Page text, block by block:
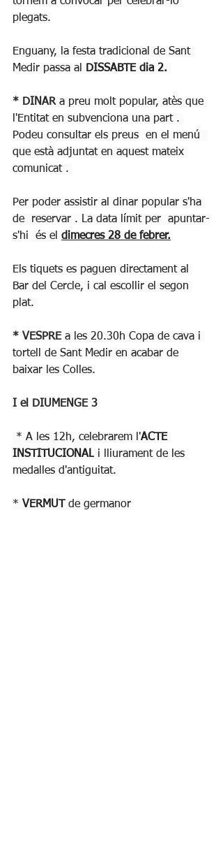
plegats.
Enguany, la festa tradicional de Sant
Medir passa al
DISSABTE dia 2.
* DINAR a preu molt popular, atès que
l'Entitat en subvenciona una part .
Podeu consultar els preus  en el menú
que està adjuntat en aquest mateix
comunicat .
Per poder assistir al dinar popular s'ha
de  reservar . La data límit per  apuntar-
s'hi  és el dimecres 28 de febrer.
Els tiquets es paguen directament al
Bar del Cercle, i cal escollir el segon
plat.
* VESPRE a les 20.30h Copa de cava i
tortell de Sant Medir en acabar de
baixar les Colles.
I el DIUMENGE 3
* A les 12h, celebrarem l'ACTE
INSTITUCIONAL i lliurament de les
medalles d'antiguitat.
* VERMUT de germanor